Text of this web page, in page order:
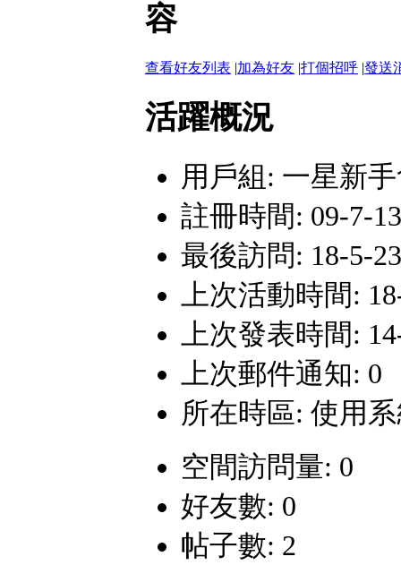
容
查看好友列表 |加為好友 |打個招呼 |發送
活躍概況
用戶組: 一星新
註冊時間: 09-7-
最後訪問: 18-5-
上次活動時間:
上次發表時間:
上次郵件通知: 0
所在時區: 使用
空間訪問量: 0
好友數: 0
帖子數: 2